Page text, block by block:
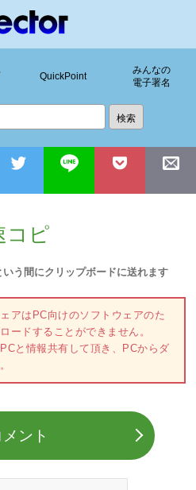
QuickPoint
みんなの
電子署名
コピ
う間にクリップボードに送れます
アはPC向けのソフトウェアのた
ードすることができません。
と情報共有して頂き、PCからダ
メント